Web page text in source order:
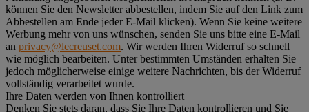
können Sie den Newsletter abbestellen, indem Sie auf den Link zum
Abbestellen am Ende jeder E-Mail klicken). Wenn Sie keine weitere
Werbung mehr von uns wünschen, senden Sie uns bitte eine E-Mail
an privacy@lecreuset.com. Wir werden Ihren Widerruf so schnell
wie möglich bearbeiten. Unter bestimmten Umständen erhalten Sie
jedoch möglicherweise einige weitere Nachrichten, bis der Widerruf
vollständig verarbeitet wurde.
Ihre Daten werden von Ihnen kontrolliert
Denken Sie stets daran, dass Sie Ihre Daten kontrollieren und Sie